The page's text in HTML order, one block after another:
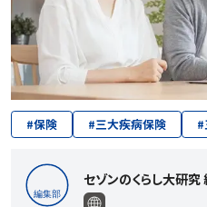
#保険 #三大疾病保険 #
セゾンのくらし大研究